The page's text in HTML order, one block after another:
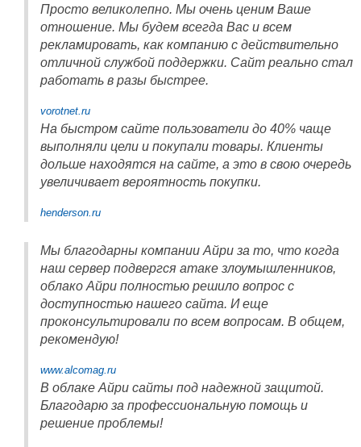
Просто великолепно. Мы очень ценим Ваше
отношение. Мы будем всегда Вас и всем
рекламировать, как компанию с действительно
отличной службой поддержки. Сайт реально стал
работать в разы быстрее.
vorotnet.ru
На быстром сайте пользователи до 40% чаще
выполняли цели и покупали товары. Клиенты
дольше находятся на сайте, а это в свою очередь
увеличивает вероятность покупки.
henderson.ru
Мы благодарны компании Айри за то, что когда
наш сервер подвергся атаке злоумышленников,
облако Айри полностью решило вопрос с
доступностью нашего сайта. И еще
проконсультировали по всем вопросам. В общем,
рекомендую!
www.alcomag.ru
В облаке Айри сайты под надежной защитой.
Благодарю за профессиональную помощь и
решение проблемы!